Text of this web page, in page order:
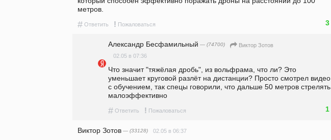
метров.
# Ответить ! Пожаловаться 3
Александр Бесфамильный — (74700)
Виктор Зотов
02.05 в 07:36
Что значит "тяжёлая дробь", из вольфрама, что ли? Это
уменьшает круговой разлёт на дистанции? Просто смотрел видео
с обучением, так спецы говорили, что дальше 50 метров стрелять
малоэффективно
# Ответить ! Пожаловаться 1
Виктор Зотов — (33128) 02.05 в 06:37